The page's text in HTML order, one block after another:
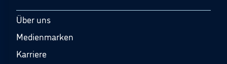
Über uns
Medienmarken
Karriere